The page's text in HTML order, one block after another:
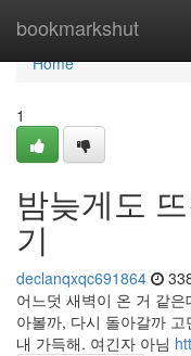
bookmarkshut
Home
Home
1
밤늦게도
기
declanqxqc691864
어느덧 새벽이 온 거 같
아볼까, 다시 돌아갈까
내 가득해. 여긴자 아님